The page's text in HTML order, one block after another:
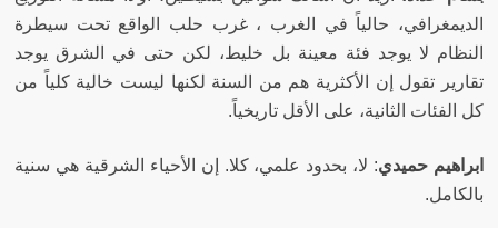
الديمغرافي، حالياً في الغرب ، غرب حلب الواقع تحت سيطرة
النظام لا يوجد فئة معينة بل خليط، لكن حتى في الشرق يوجد
تقارير تقول إن الأكثرية هم من السنة لكنها ليست خالية كلياً من
كل الفئات الثانية، على الأقل تاريخياً.
ابراهيم حميدي: لا، بحدود علمي، كلا.
إن الأحياء الشرقية هي سنية
بالكامل.